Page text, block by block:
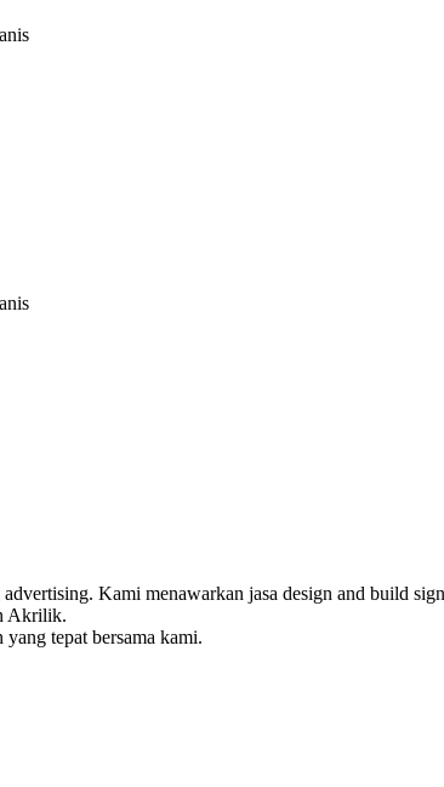
Kami menawarkan jasa design and build
Akrilik.
tepat bersama kami.